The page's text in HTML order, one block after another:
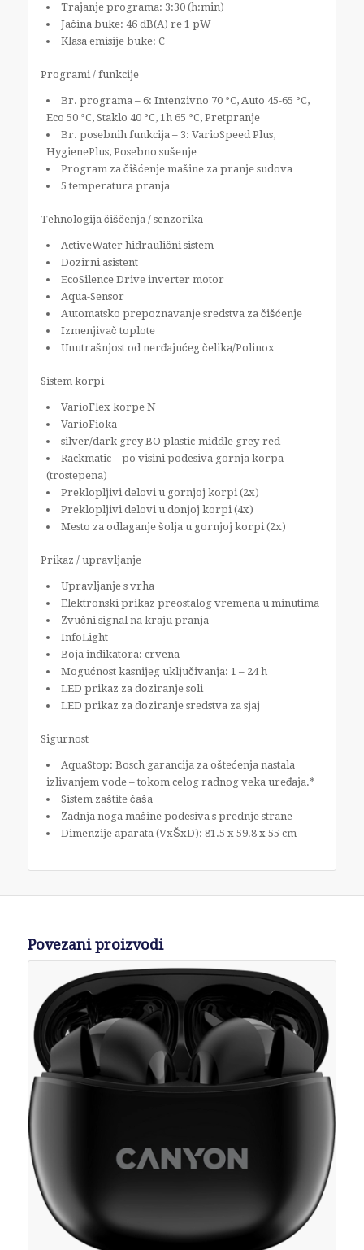
Trajanje programa: 3:30 (h:min)
Jačina buke: 46 dB(A) re 1 pW
Klasa emisije buke: C
Programi / funkcije
Br. programa – 6: Intenzivno 70 °C, Auto 45-65 °C,
Eco 50 °C, Staklo 40 °C, 1h 65 °C, Pretpranje
Br. posebnih funkcija – 3: VarioSpeed Plus,
HygienePlus, Posebno sušenje
Program za čišćenje mašine za pranje sudova
5 temperatura pranja
Tehnologija čiščenja / senzorika
ActiveWater hidraulični sistem
Dozirni asistent
EcoSilence Drive inverter motor
Aqua-Sensor
Automatsko prepoznavanje sredstva za čišćenje
Izmenjivač toplote
Unutrašnjost od nerđajućeg čelika/Polinox
Sistem korpi
VarioFlex korpe N
VarioFioka
silver/dark grey BO plastic-middle grey-red
Rackmatic – po visini podesiva gornja korpa
(trostepena)
Preklopljivi delovi u gornjoj korpi (2x)
Preklopljivi delovi u donjoj korpi (4x)
Mesto za odlaganje šolja u gornjoj korpi (2x)
Prikaz / upravljanje
Upravljanje s vrha
Elektronski prikaz preostalog vremena u minutima
Zvučni signal na kraju pranja
InfoLight
Boja indikatora: crvena
Mogućnost kasnijeg uključivanja: 1 – 24 h
LED prikaz za doziranje soli
LED prikaz za doziranje sredstva za sjaj
Sigurnost
AquaStop: Bosch garancija za oštećenja nastala
izlivanjem vode – tokom celog radnog veka uređaja.*
Sistem zaštite čaša
Zadnja noga mašine podesiva s prednje strane
Dimenzije aparata (VxŠxD): 81.5 x 59.8 x 55 cm
Povezani proizvodi